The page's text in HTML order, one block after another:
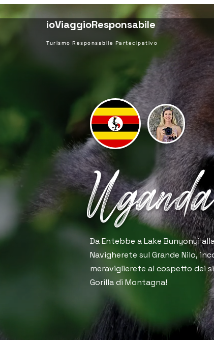
ioViaggioResponsabile
Turismo Responsabile Partecipativo
Uganda
Da Entebbe a Lake Bunyonyi
Navigherete sul Grande Nilo,
meraviglierete al cospetto dei
Gorilla di Montagna!